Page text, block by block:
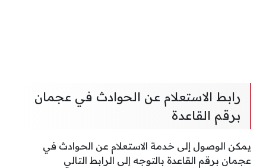
رابط الاستعلام عن الحوادث في عجمان
برقم القاعدة
يمكن الوصول إلى خدمة الاستعلام عن الحوادث في
عجمان برقم القاعدة بالتوجه إلى الرابط التالي